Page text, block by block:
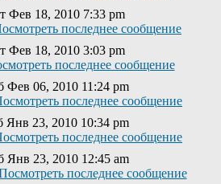
Фев 18, 2010 7:33 pm
Фев 18, 2010 3:03 pm
Фев 06, 2010 11:24 pm
Янв 23, 2010 10:34 pm
Янв 23, 2010 12:45 am